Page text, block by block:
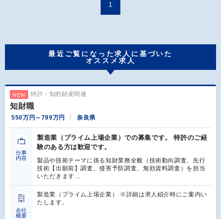
1
最近ご覧になった求人に基づいた
オススメ求人
NEW 特許・知的財産関連
知財職
550万円～799万円 奈良県
仕事
内容
製造業（プライム上場企業）での募集です。 特許のご経
験のある方は歓迎です。
製品や技術テーマに係る知財業務全般（技術動向調査、先行
技術【出願前】調査、侵害予防調査、無効資料調査）を担当
いただきます…
会社
概要
製造業（プライム上場企業） ※詳細は求人紹介時にご案内い
たします。